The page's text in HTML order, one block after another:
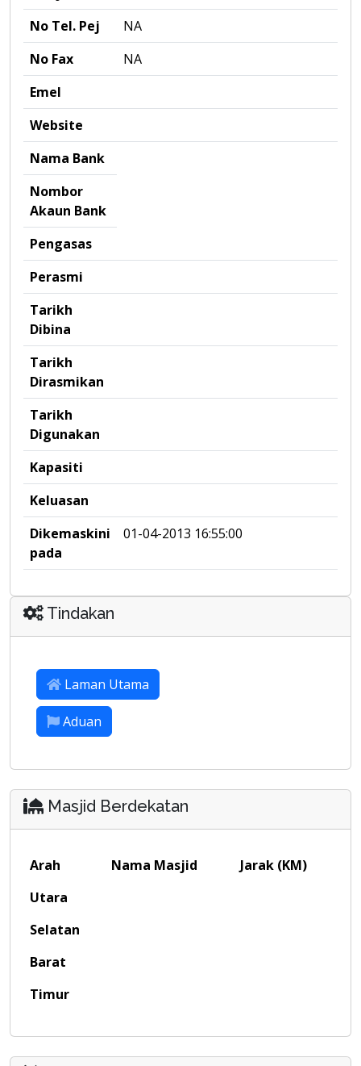
No Tel. Pej
NA
No Fax
NA
Emel
Website
Nama Bank
Nombor
Akaun Bank
Pengasas
Perasmi
Tarikh
Dibina
Tarikh
Dirasmikan
Tarikh
Digunakan
Kapasiti
Keluasan
Dikemaskini
pada
01-04-2013 16:55:00
Tindakan
Laman Utama
Aduan
Masjid Berdekatan
Arah Nama Masjid
Jarak (KM)
Utara
Selatan
Barat
Timur